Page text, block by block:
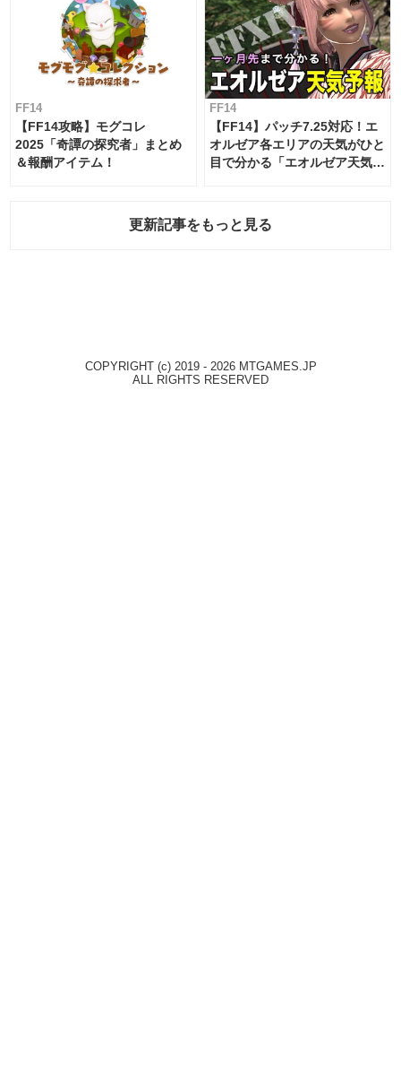
FF14
【FF14攻略】モグコレ
2025「奇譚の探究者」まとめ
＆報酬アイテム！
FF14
【FF14】パッチ7.25対応！エ
オルゼア各エリアの天気がひと
目で分かる「エオルゼア天気予
更新記事をもっと見る
COPYRIGHT (c) 2019 - 2026 MTGAMES.JP
ALL RIGHTS RESERVED